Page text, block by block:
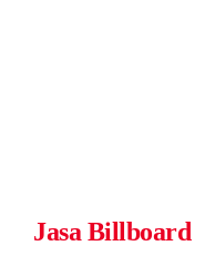
Jasa Billboard